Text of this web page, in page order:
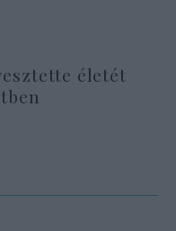
életét